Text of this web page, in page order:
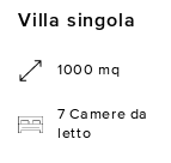
Villa singola
1000 mq
7 Camere da
letto